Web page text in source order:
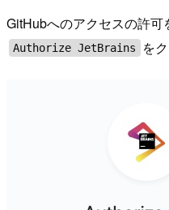
GitHubへのアクセスの許可
Authorize JetBrains を